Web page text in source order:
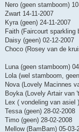
Nero (geen stamboom)
Zwart 14-11-2007
Kyra (geen) 24-11-2007
Faith (Faircourt sparkling
Daisy (geen) 02-12-2007
Choco (Rosey van de
Luna (geen stamboom)
Lola (wel stamboom,
Nova (Lovely Macinnes
Boyka (Lovely Artair van
Lex ( vondeling van asiel
Tessa (geen) 28-02-2008
Timo (geen) 28-02-2008
Mellow (BamBam) 05-03-